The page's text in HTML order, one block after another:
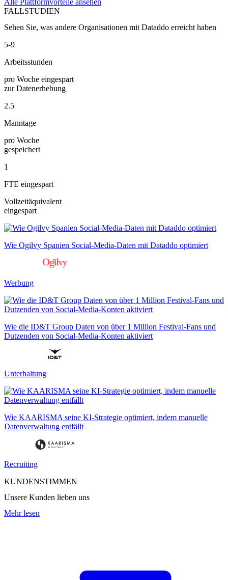
Alle Plattformvorteile ansehen
FALLSTUDIEN
Sehen Sie, was andere Organisationen mit Dataddo erreicht haben
5-9
Arbeitsstunden
pro Woche eingespart
zur Datenerhebung
2.5
Manntage
pro Woche
gespeichert
1
FTE eingespart
Vollzeitäquivalent
eingespart
Wie Ogilvy Spanien Social-Media-Daten mit Dataddo optimiert
Werbung
Wie die ID&T Group Daten von über 1 Million Festival-Fans und
Dutzenden von Social-Media-Konten aktiviert
Unterhaltung
Wie KAARISMA seine KI-Strategie optimiert, indem manuelle
Datenverwaltung entfällt
Recruiting
KUNDENSTIMMEN
Unsere Kunden lieben uns
Mehr lesen